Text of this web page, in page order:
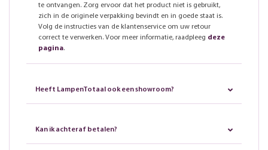
te ontvangen. Zorg ervoor dat het product niet is gebruikt,
zich in de originele verpakking bevindt en in goede staat is.
Volg de instructies van de klantenservice om uw retour
correct te verwerken. Voor meer informatie, raadpleeg deze
pagina.
Heeft LampenTotaal ook een showroom?
Kan ik achteraf betalen?